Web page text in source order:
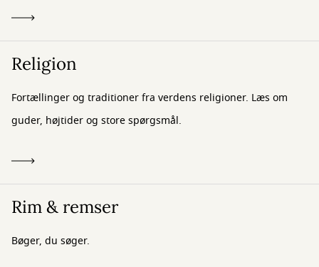
Religion
Fortællinger og traditioner fra verdens religioner. Læs om
guder, højtider og store spørgsmål.
Rim & remser
Bøger, du søger.